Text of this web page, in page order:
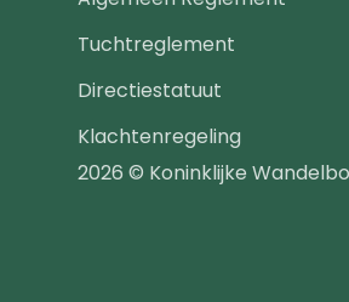
2026 © Koninklijke
Tuchtreglement
Directiestatuut
Klachtenregeling